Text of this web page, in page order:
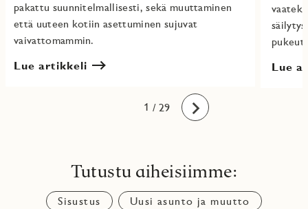
pakattu suunnitelmallisesti, sekä muuttaminen
että uuteen kotiin asettuminen sujuvat
vaivattomammin.
Lue artikkeli
Lue
1
2
3
4
5
6
7
8
9
10
11
12
13
14
15
16
17
18
19
20
21
22
23
24
25
26
27
28
29 / 29 Eteenpäin
Tutustu aiheisiimme:
Sisustus
Uusi asunto ja muutto